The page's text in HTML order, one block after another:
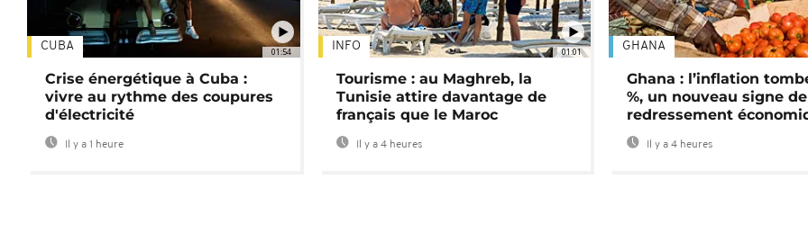
01:54
CUBA
Crise énergétique à Cuba :
vivre au rythme des coupures
d'électricité
Il y a 1 heure
01:01
INFO
Tourisme : au Maghreb, la
Tunisie attire davantage de
français que le Maroc
Il y a 4 heures
GHANA
Ghana : l’inflation
%, un nouveau signe de
redressement
Il y a 4 heures